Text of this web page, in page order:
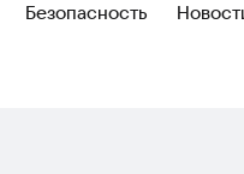
Безопасность